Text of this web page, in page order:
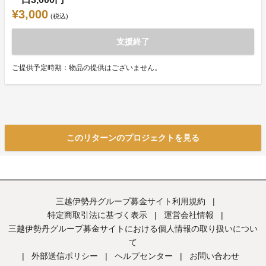
¥3,000 (税込)
支援終了
ご提供予定時期：物品の提供はございません。
このリターンのプロジェクトを見る
三越伊勢丹グループ募金サイト利用規約
|
特定商取引法に基づく表示
| 運営会社情報
|
三越伊勢丹グループ募金サイトにおける個人情報の取り扱いについ
て
|
外部送信ポリシー | ヘルプセンター | お問い合わせ